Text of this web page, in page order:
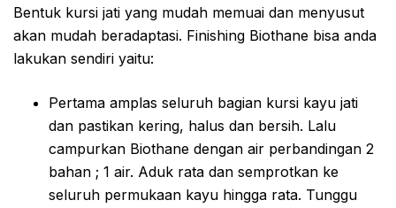
Bentuk kursi jati yang mudah memuai dan menyusut
akan mudah beradaptasi. Finishing Biothane bisa anda
lakukan sendiri yaitu:
Pertama amplas seluruh bagian kursi kayu jati
dan pastikan kering, halus dan bersih. Lalu
campurkan Biothane dengan air perbandingan 2
bahan ; 1 air. Aduk rata dan semprotkan ke
seluruh permukaan kayu hingga rata. Tunggu